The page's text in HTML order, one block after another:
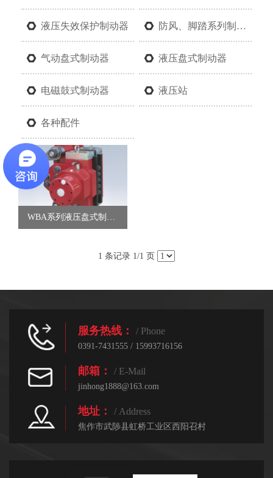
液压失效保护制动器 防风、脚踏系列制动器
气动盘式制动器 液压盘式制动器
电磁鼓式制动器 液压站
各种配件
WBA系列液压盘式制动器
1 条记录 1/1 页
服务热线： / Phone
0391-7431555 / 15993716156
邮箱： / E-Mail
jinhong1888@163.com
地址： / Address
焦作市武陟县虹桥工业区西阳召村